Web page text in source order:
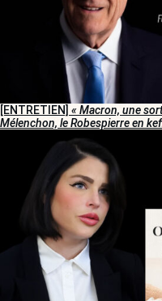
[ENTRETIEN] « Macron, une
Mélenchon, le Robespierre en